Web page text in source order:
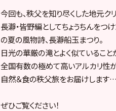
今回も、秩父を知り尽くした地元ク
長瀞・皆野編としてちょうちんを
の夏の風物詩、長瀞船玉まつり。
日光の華厳の滝とよく似ているこ
全国有数の極めて高いアルカリ性
自然＆食の秩父旅をお届けします…
ぜひご覧ください！